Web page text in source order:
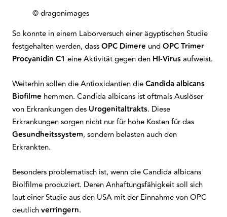
© dragonimages
So konnte in einem Laborversuch einer ägyptischen Studie
festgehalten werden, dassOPC Dimere undOPC Trimer
Procyanidin C1 eine Aktivität gegen den HI-Virusaufweist.
Weiterhin sollen die Antioxidantien dieCandida albicans
Biofilme hemmen. Candida albicans ist oftmals Auslöser
von Erkrankungen des Urogenitaltrakts. Diese
Erkrankungen sorgen nicht nur für hohe Kosten für das
Gesundheitssystem, sondern belasten auch den
Erkrankten.
Besonders problematisch ist, wenn die Candida albicans
Biolfilme produziert. Deren Anhaftungsfähigkeit soll sich
laut einer Studie aus den USA mit der Einnahme von OPC
deutlichverringern.